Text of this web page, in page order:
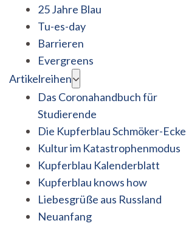
25 Jahre Blau
Tu-es-day
Barrieren
Evergreens
Artikelreihen
Das Coronahandbuch für
Studierende
Die Kupferblau Schmöker-Ecke
Kultur im Katastrophenmodus
Kupferblau Kalenderblatt
Kupferblau knows how
Liebesgrüße aus Russland
Neuanfang